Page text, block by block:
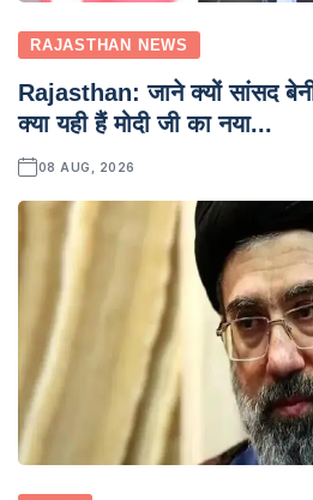
RAJASTHAN NEWS
Rajasthan: जाने क्यों सांसद
क्या यही हैं मोदी जी का नया...
08 AUG, 2026